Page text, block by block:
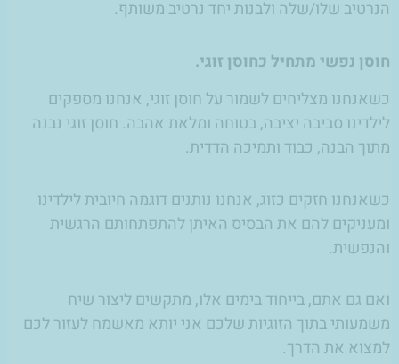
הנרטיב שלו/שלה ולבנות יחד נרטיב משותף.
חוסן נפשי מתחיל כחוסן זוגי.
כשאנחנו מצליחים לשמור על חוסן זוגי, אנחנו מספקים
לילדינו סביבה יציבה, בטוחה ומלאת אהבה. חוסן זוגי נבנה
מתוך הבנה, כבוד ותמיכה הדדית.
כשאנחנו חזקים כזוג, אנחנו נותנים דוגמה חיובית לילדינו
ומעניקים להם את הבסיס האיתן להתפתחותם הרגשית
והנפשית.
ואם גם אתם, בייחוד בימים אלו, מתקשים ליצור שיח
משמעותי בתוך הזוגיות שלכם אני יותא מאשמח לעזור לכם
למצוא את הדרך.